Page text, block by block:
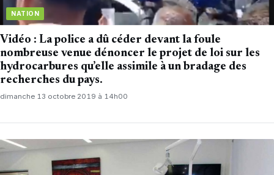
NATION
Vidéo : La police a dû céder devant la foule
nombreuse venue dénoncer le projet de loi sur les
hydrocarbures qu’elle assimile à un bradage des
recherches du pays.
dimanche 13 octobre 2019 à 14h00